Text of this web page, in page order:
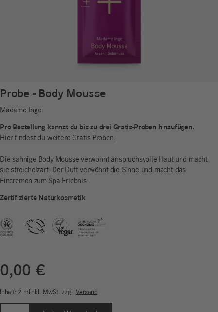
Probe - Body Mousse
Madame Inge
Pro Bestellung kannst du bis zu drei Gratis-Proben hinzufügen.
Hier findest du weitere Gratis-Proben.
Die sahnige Body Mousse verwöhnt anspruchsvolle Haut und macht
sie streichelzart. Der Duft verwöhnt die Sinne und macht das
Eincremen zum Spa-Erlebnis.
Zertifizierte Naturkosmetik
0,00 €
Inhalt: 2 mlinkl. MwSt. zzgl.Versand